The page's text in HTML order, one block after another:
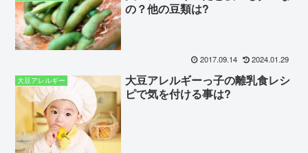
の？他の豆類は?
2017.09.14 2024.01.29
大豆アレルギー
大豆アレルギーっ子の離乳食レシ
ピで気を付ける事は?